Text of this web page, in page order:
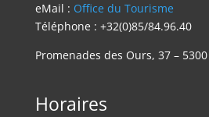
eMail : Office du Tourisme
Téléphone : +32(0)85/84.96.40
Promenades des Ours, 37 –
Horaires